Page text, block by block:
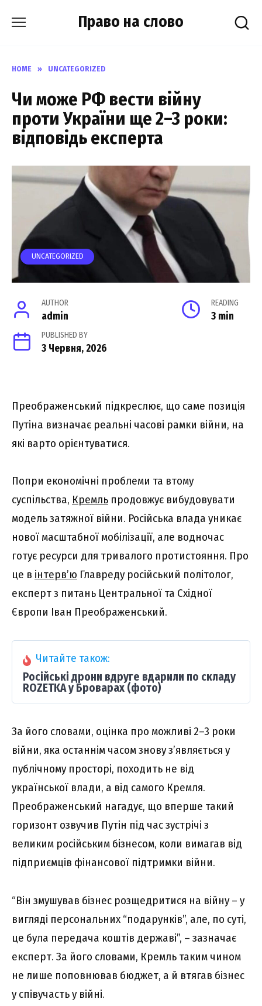
Право на слово
HOME » UNCATEGORIZED
Чи може РФ вести війну
проти України ще 2–3 роки:
відповідь експерта
UNCATEGORIZED
AUTHOR
admin
READING
3 min
PUBLISHED BY
3 Червня, 2026
Преображенський підкреслює, що саме позиція
Путіна визначає реальні часові рамки війни, на
які варто орієнтуватися.
Попри економічні проблеми та втому
суспільства, Кремль продовжує вибудовувати
модель затяжної війни. Російська влада уникає
нової масштабної мобілізації, але водночас
готує ресурси для тривалого протистояння. Про
це в інтерв’ю Главреду російський політолог,
експерт з питань Центральної та Східної
Європи Іван Преображенський.
Читайте також:
Російські дрони вдруге вдарили по складу
ROZETKA у Броварах (фото)
За його словами, оцінка про можливі 2–3 роки
війни, яка останнім часом знову з’являється у
публічному просторі, походить не від
української влади, а від самого Кремля.
Преображенський нагадує, що вперше такий
горизонт озвучив Путін під час зустрічі з
великим російським бізнесом, коли вимагав від
підприємців фінансової підтримки війни.
“Він змушував бізнес розщедритися на війну – у
вигляді персональних “подарунків”, але, по суті,
це була передача коштів державі”, – зазначає
експерт. За його словами, Кремль таким чином
не лише поповнював бюджет, а й втягав бізнес
у співучасть у війні.